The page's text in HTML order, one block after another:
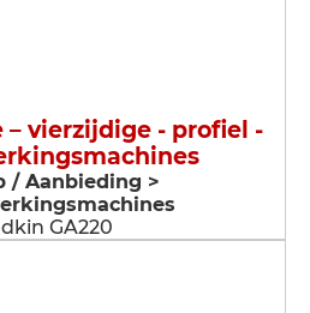
– vierzijdige - profiel -
/ Aanbieding >
GA220